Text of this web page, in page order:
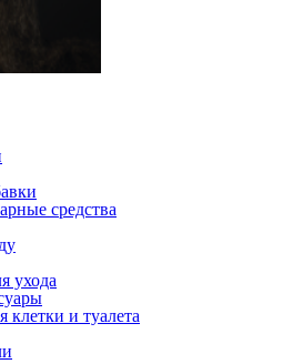
средства
ухода
клетки и туалета